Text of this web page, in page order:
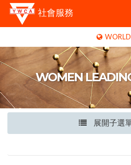
社會服務
WOMEN
展開子選